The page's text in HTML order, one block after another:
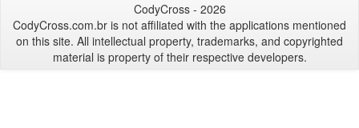
CodyCross - 2026
CodyCross.com.br is not affiliated with the applications mentioned
on this site. All intellectual property, trademarks, and copyrighted
material is property of their respective developers.